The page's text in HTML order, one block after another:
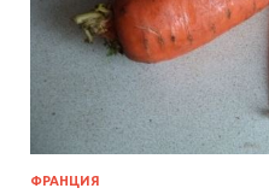
ФРАНЦИЯ